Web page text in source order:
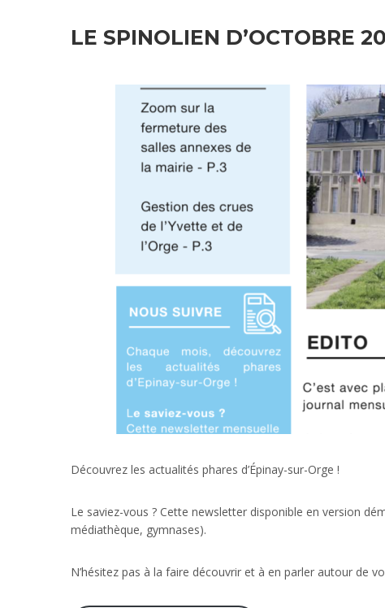
LE SPINOLIEN D’OCTOBRE
Découvrez les actualités phares d’Épinay-sur-Orge !
Le saviez-vous ? Cette newsletter disponible en version
médiathèque, gymnases).
N’hésitez pas à la faire découvrir et à en parler autour de